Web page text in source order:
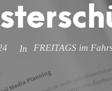
In FREITAGS im